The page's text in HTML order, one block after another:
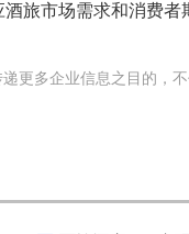
旅市场需求和消费者
更多企业信息之目的，